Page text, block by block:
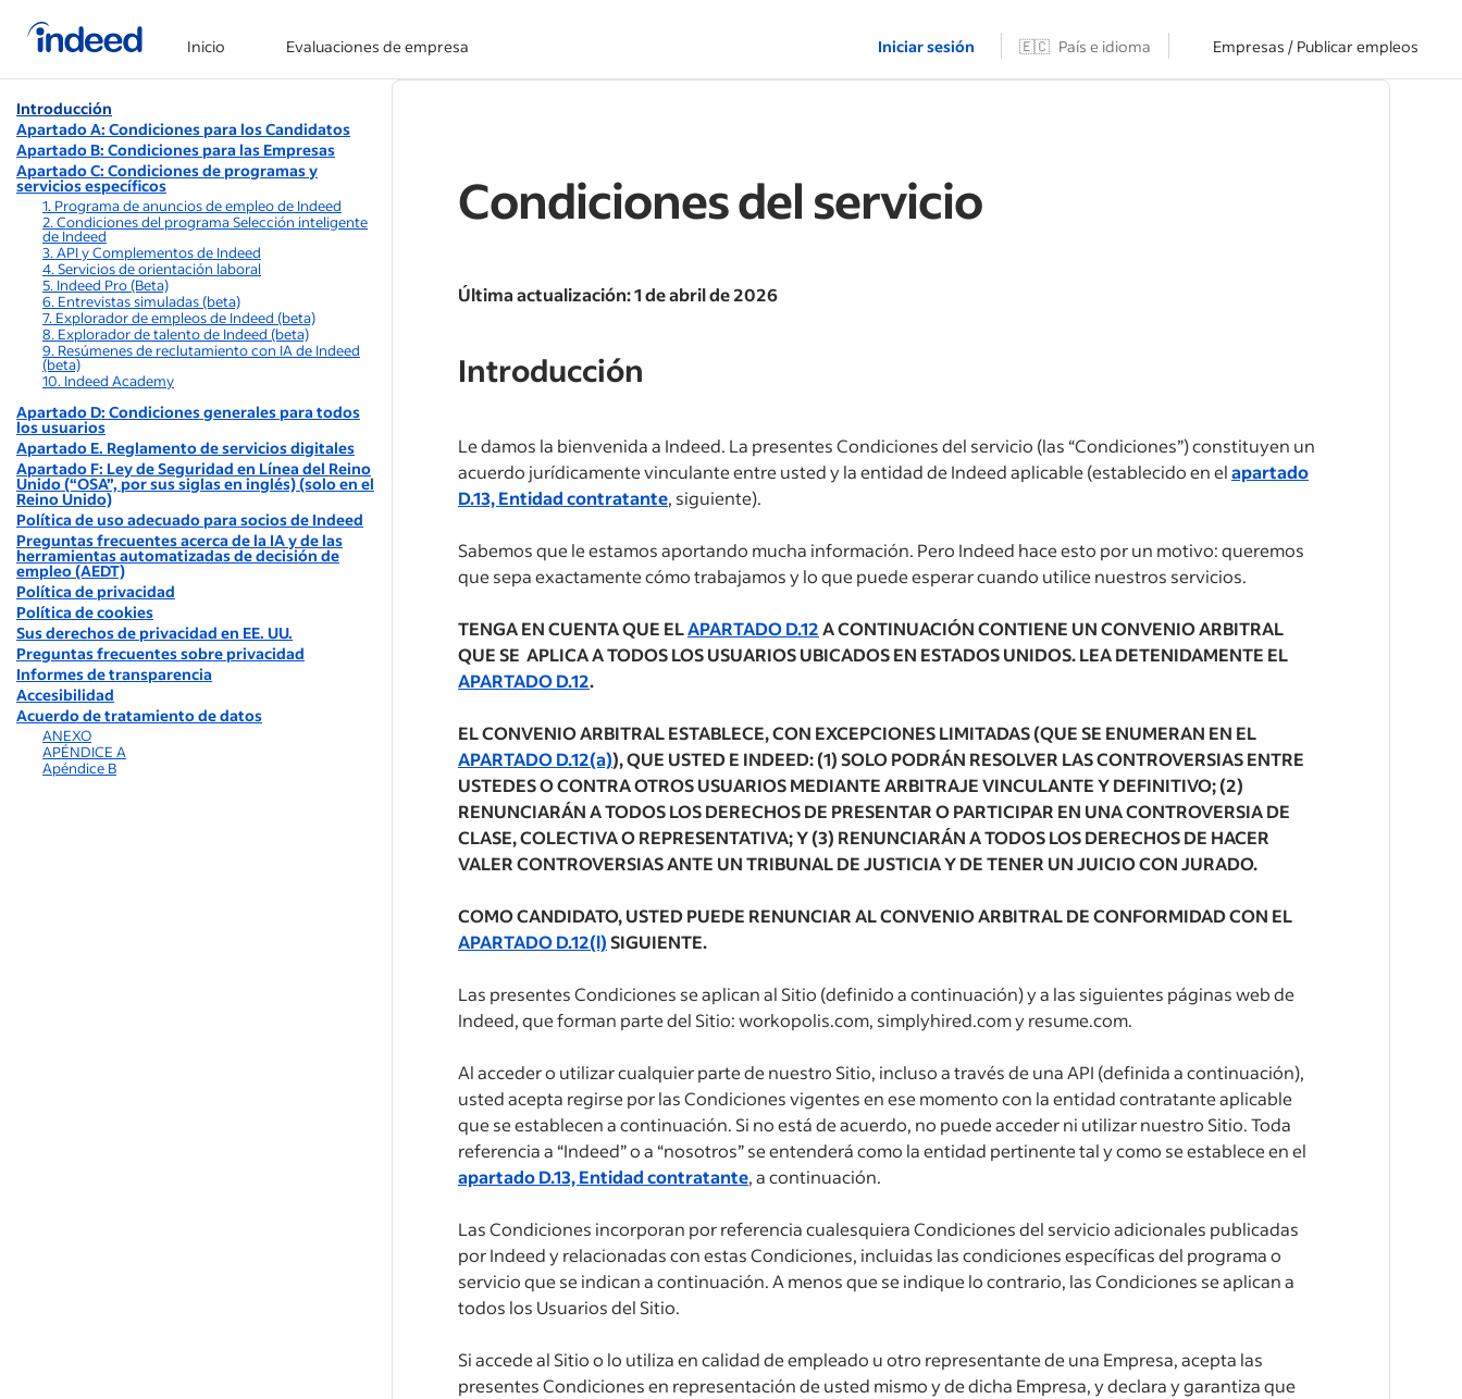
Inicio Evaluaciones de empresa Iniciar sesión 🇪🇨 País e idioma Empresas / Publicar empleos
Introducción
Apartado A: Condiciones para los Candidatos
Apartado B: Condiciones para las Empresas
Apartado C: Condiciones de programas y
servicios específicos
1. Programa de anuncios de empleo de Indeed
2. Condiciones del programa Selección inteligente
de Indeed
3. API y Complementos de Indeed
4. Servicios de orientación laboral
5. Indeed Pro (Beta)
6. Entrevistas simuladas (beta)
7. Explorador de empleos de Indeed (beta)
8. Explorador de talento de Indeed (beta)
9. Resúmenes de reclutamiento con IA de Indeed
(beta)
10. Indeed Academy
Apartado D: Condiciones generales para todos
los usuarios
Apartado E. Reglamento de servicios digitales
Apartado F: Ley de Seguridad en Línea del Reino
Unido (“OSA”, por sus siglas en inglés) (solo en el
Reino Unido)
Política de uso adecuado para socios de Indeed
Preguntas frecuentes acerca de la IA y de las
herramientas automatizadas de decisión de
empleo (AEDT)
Política de privacidad
Política de cookies
Sus derechos de privacidad en EE. UU.
Preguntas frecuentes sobre privacidad
Informes de transparencia
Accesibilidad
Acuerdo de tratamiento de datos
ANEXO
APÉNDICE A
Apéndice B
Condiciones del servicio
Última actualización: 1 de abril de 2026
Introducción
Le damos la bienvenida a Indeed. La presentes Condiciones del servicio (las “Condiciones”) constituyen un
acuerdo jurídicamente vinculante entre usted y la entidad de Indeed aplicable (establecido en elapartado
D.13, Entidad contratante, siguiente).
Sabemos que le estamos aportando mucha información. Pero Indeed hace esto por un motivo: queremos
que sepa exactamente cómo trabajamos y lo que puede esperar cuando utilice nuestros servicios.
TENGA EN CUENTA QUE ELAPARTADO D.12A CONTINUACIÓN CONTIENE UN CONVENIO ARBITRAL
QUE SE APLICA A TODOS LOS USUARIOS UBICADOS EN ESTADOS UNIDOS. LEA DETENIDAMENTE EL
APARTADO D.12.
EL CONVENIO ARBITRAL ESTABLECE, CON EXCEPCIONES LIMITADAS (QUE SE ENUMERAN EN EL
APARTADO D.12(a)), QUE USTED E INDEED: (1) SOLO PODRÁN RESOLVER LAS CONTROVERSIAS ENTRE
USTEDES O CONTRA OTROS USUARIOS MEDIANTE ARBITRAJE VINCULANTE Y DEFINITIVO; (2)
RENUNCIARÁN A TODOS LOS DERECHOS DE PRESENTAR O PARTICIPAR EN UNA CONTROVERSIA DE
CLASE, COLECTIVA O REPRESENTATIVA; Y (3) RENUNCIARÁN A TODOS LOS DERECHOS DE HACER
VALER CONTROVERSIAS ANTE UN TRIBUNAL DE JUSTICIA Y DE TENER UN JUICIO CON JURADO.
COMO CANDIDATO, USTED PUEDE RENUNCIAR AL CONVENIO ARBITRAL DE CONFORMIDAD CON EL
APARTADO D.12(l)SIGUIENTE.
Las presentes Condiciones se aplican al Sitio (definido a continuación) y a las siguientes páginas web de
Indeed, que forman parte del Sitio: workopolis.com, simplyhired.com y resume.com.
Al acceder o utilizar cualquier parte de nuestro Sitio, incluso a través de una API (definida a continuación),
usted acepta regirse por las Condiciones vigentes en ese momento con la entidad contratante aplicable
que se establecen a continuación. Si no está de acuerdo, no puede acceder ni utilizar nuestro Sitio. Toda
referencia a “Indeed” o a “nosotros” se entenderá como la entidad pertinente tal y como se establece en el
apartado D.13, Entidad contratante, a continuación.
Las Condiciones incorporan por referencia cualesquiera Condiciones del servicio adicionales publicadas
por Indeed y relacionadas con estas Condiciones, incluidas las condiciones específicas del programa o
servicio que se indican a continuación. A menos que se indique lo contrario, las Condiciones se aplican a
todos los Usuarios del Sitio.
Si accede al Sitio o lo utiliza en calidad de empleado u otro representante de una Empresa, acepta las
presentes Condiciones en representación de usted mismo y de dicha Empresa, y declara y garantiza que